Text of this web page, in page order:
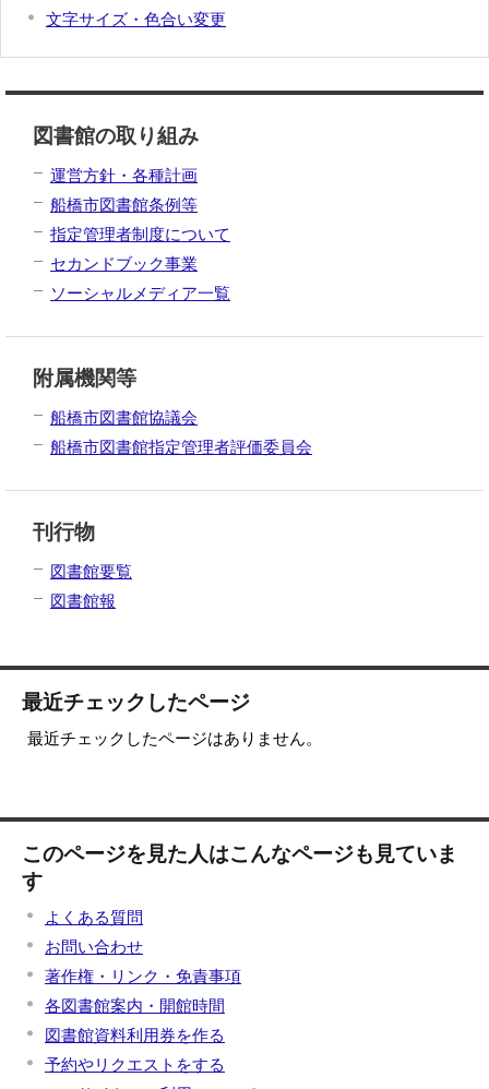
文字サイズ・色合い変更
図書館の取り組み
運営方針・各種計画
船橋市図書館条例等
指定管理者制度について
セカンドブック事業
ソーシャルメディア一覧
附属機関等
船橋市図書館協議会
船橋市図書館指定管理者評価委員会
刊行物
図書館要覧
図書館報
最近チェックしたページ
最近チェックしたページはありません。
このページを見た人はこんなページも見ていま
す
よくある質問
お問い合わせ
著作権・リンク・免責事項
各図書館案内・開館時間
図書館資料利用券を作る
予約やリクエストをする